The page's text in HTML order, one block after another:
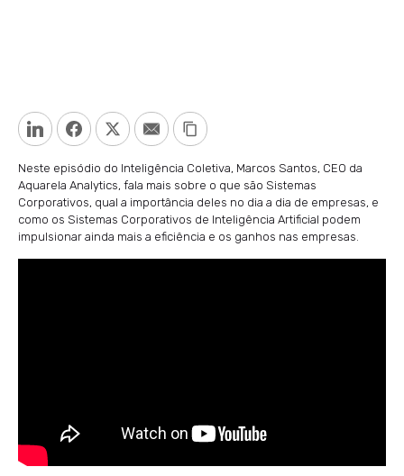
LinkedInFacebookTwitterEmail Copy Link
Neste episódio do Inteligência Coletiva, Marcos Santos, CEO da
Aquarela Analytics, fala mais sobre o que são Sistemas
Corporativos, qual a importância deles no dia a dia de empresas, e
como os Sistemas Corporativos de Inteligência Artificial podem
impulsionar ainda mais a eficiência e os ganhos nas empresas.